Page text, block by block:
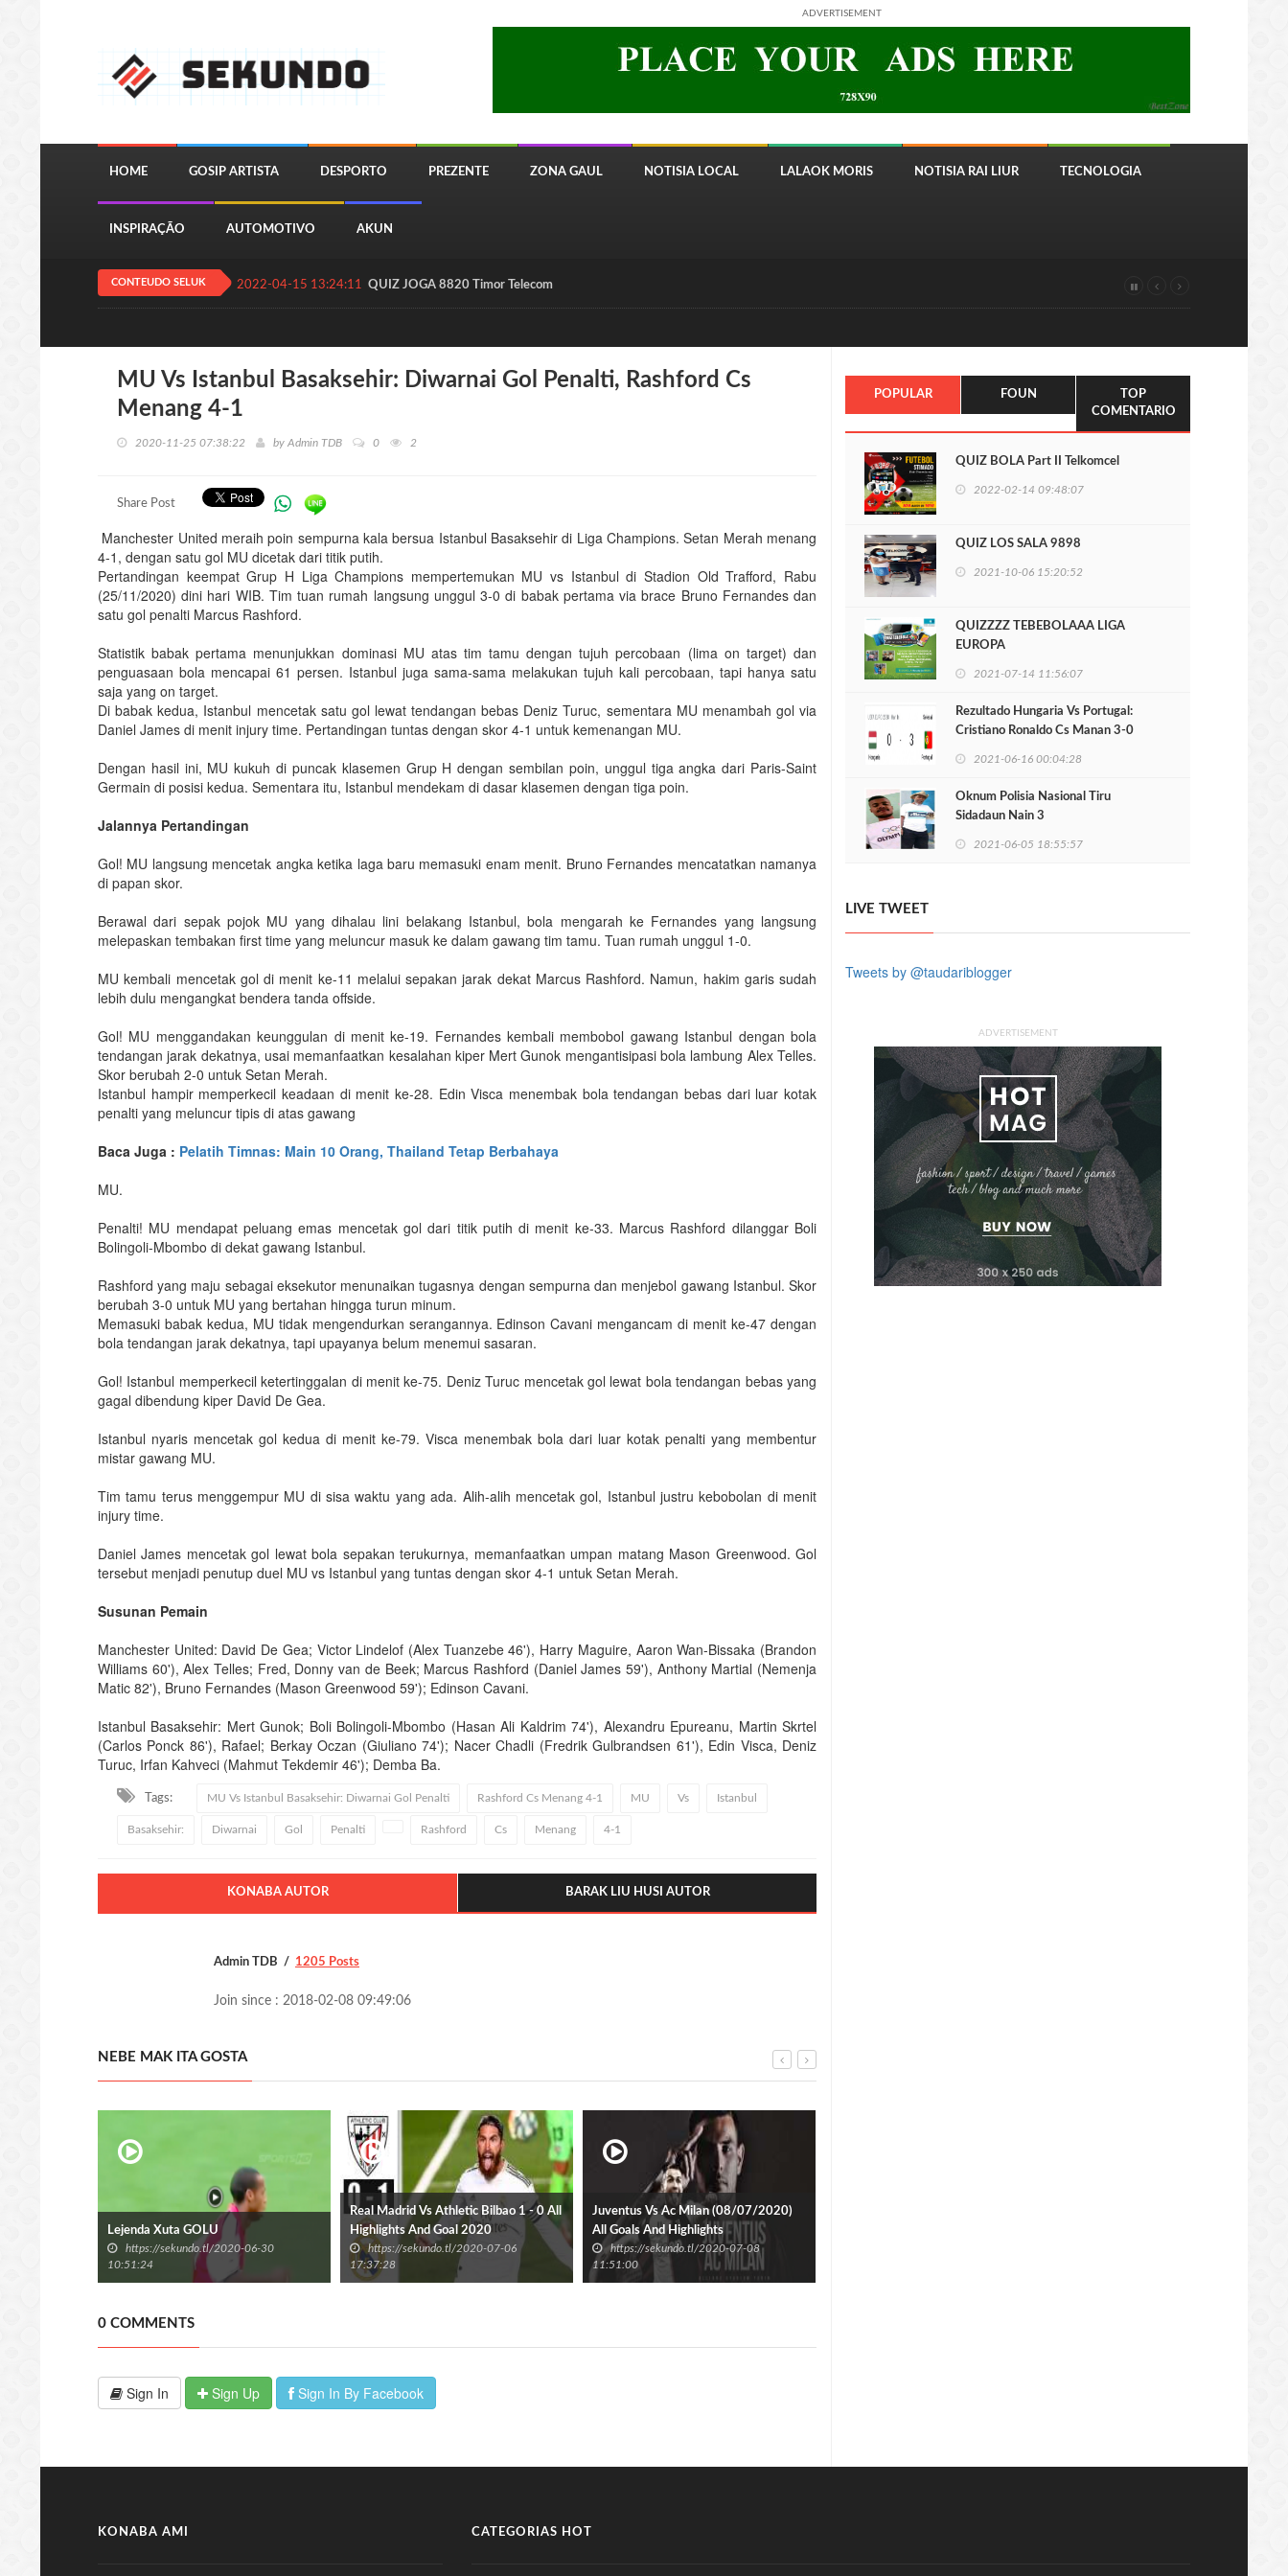
ADVERTISEMENT
HOME GOSIP ARTISTA DESPORTO PREZENTE ZONA GAUL NOTISIA LOCAL LALAOK MORIS NOTISIA RAI LIUR TECNOLOGIA
INSPIRAÇÃO AUTOMOTIVO AKUN
CONTEUDO SELUK 2022-04-15 13:24:11 QUIZ JOGA 8820 Timor Telecom
MU Vs Istanbul Basaksehir: Diwarnai Gol Penalti, Rashford Cs
Menang 4-1
2020-11-25 07:38:22 by Admin TDB 0 2
Share Post
Manchester United meraih poin sempurna kala bersua Istanbul Basaksehir di Liga Champions. Setan Merah menang
4-1, dengan satu gol MU dicetak dari titik putih.
Pertandingan keempat Grup H Liga Champions mempertemukan MU vs Istanbul di Stadion Old Trafford, Rabu
(25/11/2020) dini hari WIB. Tim tuan rumah langsung unggul 3-0 di babak pertama via brace Bruno Fernandes dan
satu gol penalti Marcus Rashford.
Statistik babak pertama menunjukkan dominasi MU atas tim tamu dengan tujuh percobaan (lima on target) dan
penguasaan bola mencapai 61 persen. Istanbul juga sama-sama melakukan tujuh kali percobaan, tapi hanya satu
saja yang on target.
Di babak kedua, Istanbul mencetak satu gol lewat tendangan bebas Deniz Turuc, sementara MU menambah gol via
Daniel James di menit injury time. Pertandingan tuntas dengan skor 4-1 untuk kemenangan MU.
Dengan hasil ini, MU kukuh di puncak klasemen Grup H dengan sembilan poin, unggul tiga angka dari Paris-Saint
Germain di posisi kedua. Sementara itu, Istanbul mendekam di dasar klasemen dengan tiga poin.
Jalannya Pertandingan
Gol! MU langsung mencetak angka ketika laga baru memasuki enam menit. Bruno Fernandes mencatatkan namanya
di papan skor.
Berawal dari sepak pojok MU yang dihalau lini belakang Istanbul, bola mengarah ke Fernandes yang langsung
melepaskan tembakan first time yang meluncur masuk ke dalam gawang tim tamu. Tuan rumah unggul 1-0.
MU kembali mencetak gol di menit ke-11 melalui sepakan jarak dekat Marcus Rashford. Namun, hakim garis sudah
lebih dulu mengangkat bendera tanda offside.
Gol! MU menggandakan keunggulan di menit ke-19. Fernandes kembali membobol gawang Istanbul dengan bola
tendangan jarak dekatnya, usai memanfaatkan kesalahan kiper Mert Gunok mengantisipasi bola lambung Alex Telles.
Skor berubah 2-0 untuk Setan Merah.
Istanbul hampir memperkecil keadaan di menit ke-28. Edin Visca menembak bola tendangan bebas dari luar kotak
penalti yang meluncur tipis di atas gawang
Baca Juga : Pelatih Timnas: Main 10 Orang, Thailand Tetap Berbahaya
MU.
Penalti! MU mendapat peluang emas mencetak gol dari titik putih di menit ke-33. Marcus Rashford dilanggar Boli
Bolingoli-Mbombo di dekat gawang Istanbul.
Rashford yang maju sebagai eksekutor menunaikan tugasnya dengan sempurna dan menjebol gawang Istanbul. Skor
berubah 3-0 untuk MU yang bertahan hingga turun minum.
Memasuki babak kedua, MU tidak mengendurkan serangannya. Edinson Cavani mengancam di menit ke-47 dengan
bola tendangan jarak dekatnya, tapi upayanya belum menemui sasaran.
Gol! Istanbul memperkecil ketertinggalan di menit ke-75. Deniz Turuc mencetak gol lewat bola tendangan bebas yang
gagal dibendung kiper David De Gea.
Istanbul nyaris mencetak gol kedua di menit ke-79. Visca menembak bola dari luar kotak penalti yang membentur
mistar gawang MU.
Tim tamu terus menggempur MU di sisa waktu yang ada. Alih-alih mencetak gol, Istanbul justru kebobolan di menit
injury time.
Daniel James mencetak gol lewat bola sepakan terukurnya, memanfaatkan umpan matang Mason Greenwood. Gol
tersebut menjadi penutup duel MU vs Istanbul yang tuntas dengan skor 4-1 untuk Setan Merah.
Susunan Pemain
Manchester United: David De Gea; Victor Lindelof (Alex Tuanzebe 46'), Harry Maguire, Aaron Wan-Bissaka (Brandon
Williams 60'), Alex Telles; Fred, Donny van de Beek; Marcus Rashford (Daniel James 59'), Anthony Martial (Nemenja
Matic 82'), Bruno Fernandes (Mason Greenwood 59'); Edinson Cavani.
Istanbul Basaksehir: Mert Gunok; Boli Bolingoli-Mbombo (Hasan Ali Kaldrim 74'), Alexandru Epureanu, Martin Skrtel
(Carlos Ponck 86'), Rafael; Berkay Oczan (Giuliano 74'); Nacer Chadli (Fredrik Gulbrandsen 61'), Edin Visca, Deniz
Turuc, Irfan Kahveci (Mahmut Tekdemir 46'); Demba Ba.
Tags: MU Vs Istanbul Basaksehir: Diwarnai Gol Penalti Rashford Cs Menang 4-1 MU Vs Istanbul
Basaksehir: Diwarnai Gol Penalti Rashford Cs Menang 4-1
KONABA AUTOR BARAK LIU HUSI AUTOR
Admin TDB 1205 Posts
Join since : 2018-02-08 09:49:06
NEBE MAK ITA GOSTA
Lejenda Xuta GOLU
https://sekundo.tl/2020-06-30
10:51:24
Real Madrid Vs Athletic Bilbao 1 - 0 All
Highlights And Goal 2020
https://sekundo.tl/2020-07-06
17:37:28
Juventus Vs Ac Milan (08/07/2020)
All Goals And Highlights
https://sekundo.tl/2020-07-08
11:51:00
0 COMMENTS
Sign In Sign Up Sign In By Facebook
POPULAR FOUN
TOP
COMENTARIO
QUIZ BOLA Part II Telkomcel
2022-02-14 09:48:07
QUIZ LOS SALA 9898
2021-10-06 15:20:52
QUIZZZZ TEBEBOLAAA LIGA
EUROPA
2021-07-14 11:56:07
Rezultado Hungaria Vs Portugal:
Cristiano Ronaldo Cs Manan 3-0
2021-06-16 00:04:28
Oknum Polisia Nasional Tiru
Sidadaun Nain 3
2021-06-05 18:55:57
LIVE TWEET
Tweets by @taudariblogger
ADVERTISEMENT
KONABA AMI CATEGORIAS HOT